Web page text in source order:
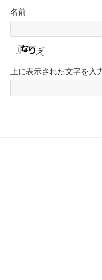
名前
上に表示された文字を入